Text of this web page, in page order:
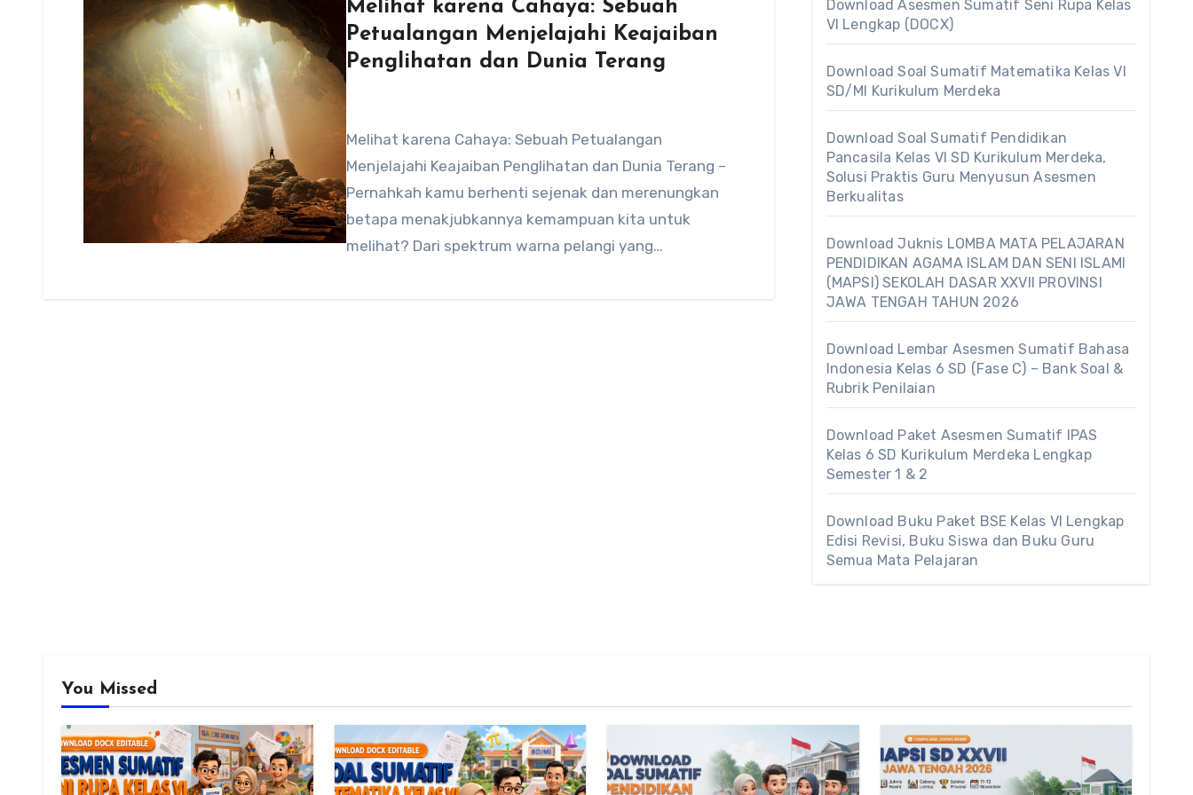
Melihat karena Cahaya: Sebuah
Petualangan Menjelajahi Keajaiban
Penglihatan dan Dunia Terang
Melihat karena Cahaya: Sebuah Petualangan
Menjelajahi Keajaiban Penglihatan dan Dunia Terang –
Pernahkah kamu berhenti sejenak dan merenungkan
betapa menakjubkannya kemampuan kita untuk
melihat? Dari spektrum warna pelangi yang
Download Asesmen Sumatif Seni Rupa Kelas
VI Lengkap (DOCX)
Download Soal Sumatif Matematika Kelas VI
SD/MI Kurikulum Merdeka
Download Soal Sumatif Pendidikan
Pancasila Kelas VI SD Kurikulum Merdeka,
Solusi Praktis Guru Menyusun Asesmen
Berkualitas
Download Juknis LOMBA MATA PELAJARAN
PENDIDIKAN AGAMA ISLAM DAN SENI ISLAMI
(MAPSI) SEKOLAH DASAR XXVII PROVINSI
JAWA TENGAH TAHUN 2026
Download Lembar Asesmen Sumatif Bahasa
Indonesia Kelas 6 SD (Fase C) – Bank Soal &
Rubrik Penilaian
Download Paket Asesmen Sumatif IPAS
Kelas 6 SD Kurikulum Merdeka Lengkap
Semester 1 & 2
Download Buku Paket BSE Kelas VI Lengkap
Edisi Revisi, Buku Siswa dan Buku Guru
Semua Mata Pelajaran
You Missed